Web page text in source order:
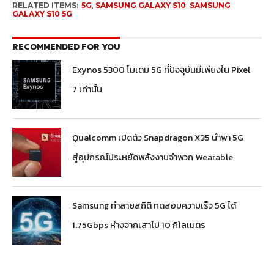
RELATED ITEMS: 5G, SAMSUNG GALAXY S10, SAMSUNG
GALAXY S10 5G
RECOMMENDED FOR YOU
Exynos 5300 โมเดม 5G ที่ปัจจุบันมีเพียงใน Pixel
7 เท่านั้น
Qualcomm เปิดตัว Snapdragon X35 นำพา 5G
สู่อุปกรณ์ประหยัดพลังงานจำพวก Wearable
Samsung ทำลายสถิติ ทดสอบความเร็ว 5G ได้
1.75Gbps ห่างจากเสาไป 10 กิโลเมตร